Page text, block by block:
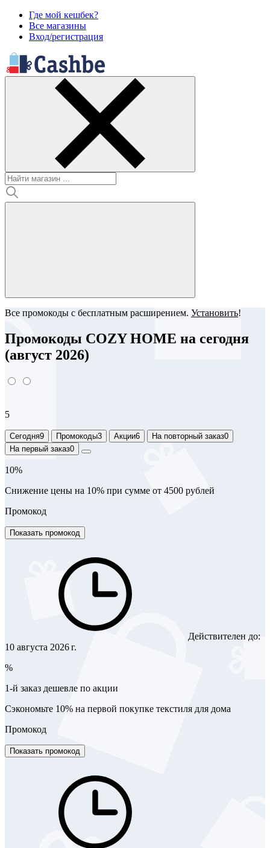
Где мой кешбек?
Все магазины
Вход/регистрация
Все промокоды с бесплатным расширением. Установить!
Промокоды COZY HOME на сегодня
(август 2026)
5
Сегодня9 Промокоды3 Акции6 На повторный заказ0
На первый заказ0
10%
Снижение цены на 10% при сумме от 4500 рублей
Промокод
Показать промокод
Действителен до:
10 августа 2026 г.
%
1-й заказ дешевле по акции
Сэкономьте 10% на первой покупке текстиля для дома
Промокод
Показать промокод